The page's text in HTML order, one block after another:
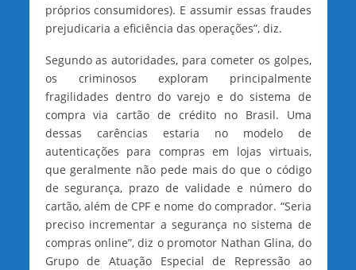
próprios consumidores). E assumir essas fraudes
prejudicaria a eficiência das operações”, diz.
Segundo as autoridades, para cometer os golpes,
os criminosos exploram principalmente
fragilidades dentro do varejo e do sistema de
compra via cartão de crédito no Brasil. Uma
dessas carências estaria no modelo de
autenticações para compras em lojas virtuais,
que geralmente não pede mais do que o código
de segurança, prazo de validade e número do
cartão, além de CPF e nome do comprador. “Seria
preciso incrementar a segurança no sistema de
compras online”, diz o promotor Nathan Glina, do
Grupo de Atuação Especial de Repressão ao